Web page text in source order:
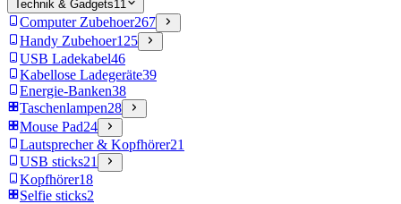
Technik & Gadgets11
Computer Zubehoer267
Handy Zubehoer125
USB Ladekabel46
Kabellose Ladegeräte39
Energie-Banken38
Taschenlampen28
Mouse Pad24
Lautsprecher & Kopfhörer21
USB sticks21
Kopfhörer18
Selfie sticks2